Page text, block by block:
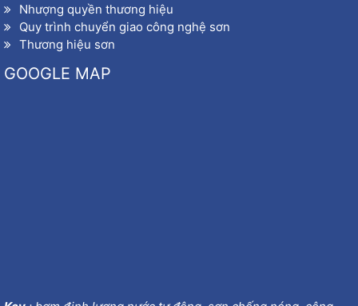
Nhượng quyền thương hiệu
Quy trình chuyển giao công nghệ sơn
Thương hiệu sơn
GOOGLE MAP